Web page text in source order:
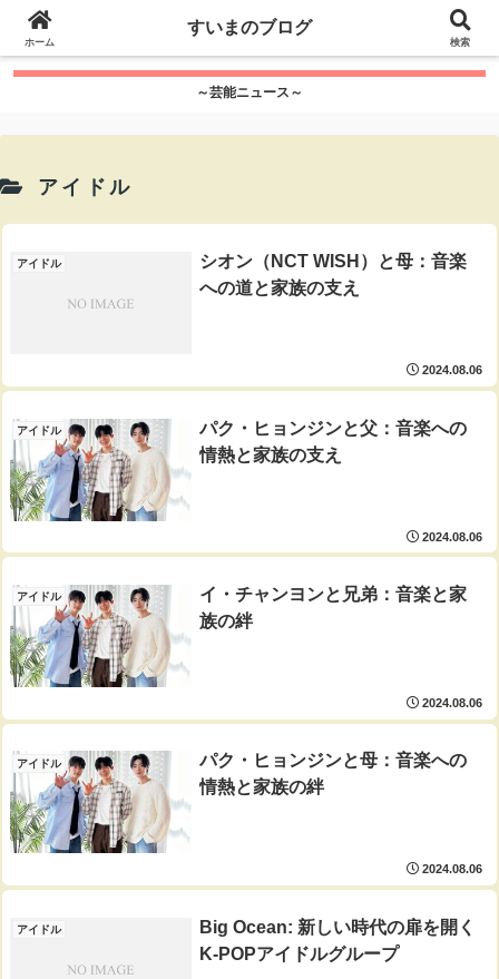
google.com, pub-7115624674097404, DIRECT,
f08c47fec0942fa0
～芸能ニュース～
アイドル
アイドル
シオン（NCT WISH）と母：音楽
への道と家族の支え
2024.08.06
アイドル
パク・ヒョンジンと父：音楽への
情熱と家族の支え
2024.08.06
アイドル
イ・チャンヨンと兄弟：音楽と家
族の絆
2024.08.06
アイドル
パク・ヒョンジンと母：音楽への
情熱と家族の絆
2024.08.06
アイドル
Big Ocean: 新しい時代の扉を開く
K-POPアイドルグループ
ホーム
すいまのブログ
検索